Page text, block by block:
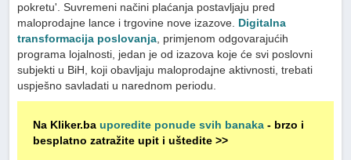
pokretu'. Suvremeni načini plaćanja postavljaju pred
maloprodajne lance i trgovine nove izazove. Digitalna
transformacija poslovanja , primjenom odgovarajućih
programa lojalnosti, jedan je od izazova koje će svi poslovni
subjekti u BiH, koji obavljaju maloprodajne aktivnosti, trebati
uspješno savladati u narednom periodu.
Na Kliker.bauporedite ponude svih banaka - brzo i
besplatno zatražite upit i uštedite >>